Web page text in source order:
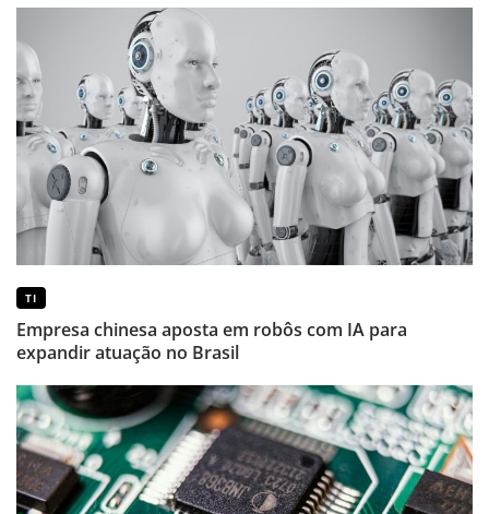
TI
Empresa chinesa aposta em robôs com IA para
expandir atuação no Brasil